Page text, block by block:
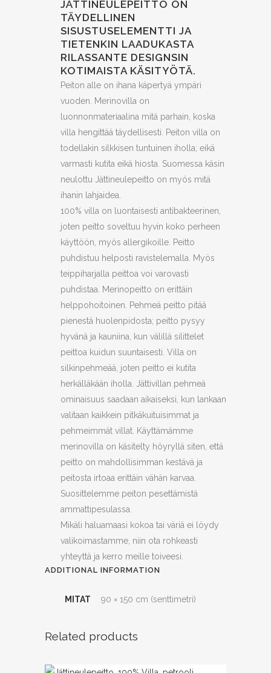
JÄTTINEULEPEITTO ON
TÄYDELLINEN
SISUSTUSELEMENTTI JA
TIETENKIN LAADUKASTA
RILASSANTE DESIGNSIN
KOTIMAISTA KÄSITYÖTÄ.
Peiton alle on ihana käpertyä ympäri
vuoden. Merinovilla on
luonnonmateriaalina mitä parhain, koska
villa hengittää täydellisesti. Peiton villa on
todellakin silkkisen tuntuinen iholla; eikä
varmasti kutita eikä hiosta. Suomessa käsin
neulottu Jättineulepeitto on myös mitä
ihanin lahjaidea.
100% villa on luontaisesti antibakteerinen,
joten peitto soveltuu hyvin koko perheen
käyttöön, myös allergikoille. Peitto
puhdistuu helposti ravistelemalla. Myös
teippiharjalla peittoa voi varovasti
puhdistaa. Merinopeitto on erittäin
helppohoitoinen. Pehmeä peitto pitää
pienestä huolenpidosta; peitto pysyy
hyvänä ja kauniina, kun välillä silittelet
peittoa kuidun suuntaisesti. Villa on
silkinpehmeää, joten peitto ei kutita
herkälläkään iholla. Jättivillan pehmeä
ominaisuus saadaan aikaiseksi, kun lankaan
valitaan kaikkein pitkäkuituisimmat ja
pehmeimmät villat. Käyttämämme
merinovilla on käsitelty höyryllä siten, että
peitto on mahdollisimman kestävä ja
peitosta irtoaa erittäin vähän karvaa.
Suosittelemme peiton pesettämistä
ammattipesulassa.
Mikäli haluamaasi kokoa tai väriä ei löydy
valikoimastamme, niin ota rohkeasti
yhteyttä ja kerro meille toiveesi.
ADDITIONAL INFORMATION
MITAT 90 × 150 cm (senttimetri)
Related products